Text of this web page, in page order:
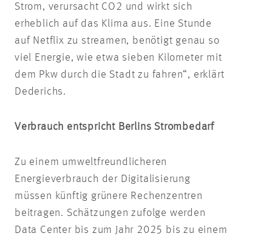
Strom, verursacht CO2 und wirkt sich
erheblich auf das Klima aus. Eine Stunde
auf Netflix zu streamen, benötigt genau so
viel Energie, wie etwa sieben Kilometer mit
dem Pkw durch die Stadt zu fahren“, erklärt
Dederichs.
Verbrauch entspricht Berlins Strombedarf
Zu einem umweltfreundlicheren
Energieverbrauch der Digitalisierung
müssen künftig grünere Rechenzentren
beitragen. Schätzungen zufolge werden
Data Center bis zum Jahr 2025 bis zu einem